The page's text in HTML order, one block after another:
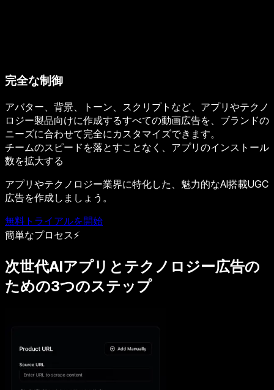
完全な制御
アバター、背景、トーン、スクリプトなど、アプリやテクノ
ロジー製品向けに作成するすべての動画広告を、ブランドの
ニーズに合わせて完全にカスタマイズできます。
チームのスピードを落とすことなく、アプリのインストール
数を拡大する
アプリやテクノロジー業界に特化した、魅力的なAI搭載UGC
広告を作成しましょう。
無料トライアルを開始
簡単なプロセス⚡
次世代AIアプリとテクノロジー広告の
ための3つのステップ